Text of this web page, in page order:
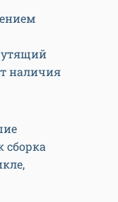
наличия
сборка